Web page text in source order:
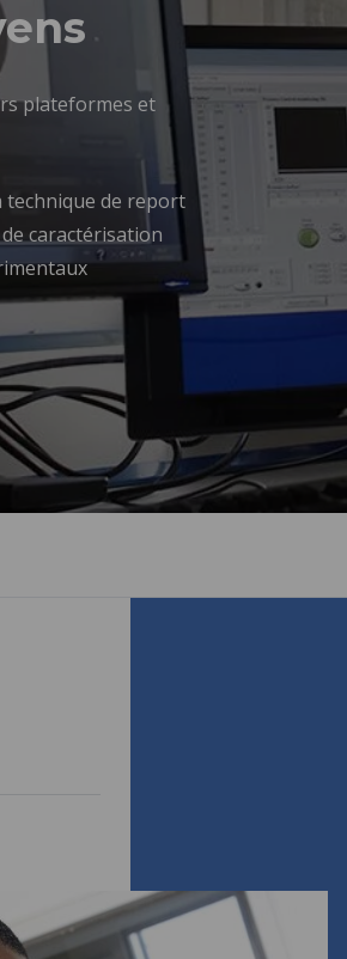
plateformes et
de report
caractérisation